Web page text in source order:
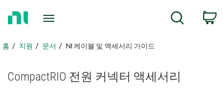
지
홈 지원 문서 NI 케이블 및 액세서리 가이드
CompactRIO 전원 커넥터 액세서리